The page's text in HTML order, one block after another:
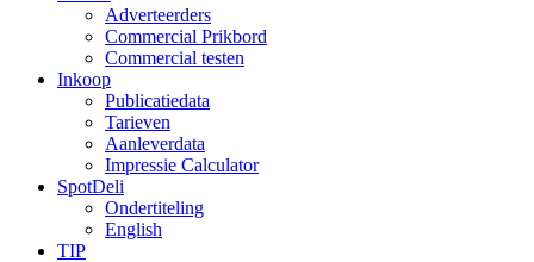
Adverteerders
Commercial Prikbord
Commercial testen
Inkoop
Publicatiedata
Tarieven
Aanleverdata
Impressie Calculator
SpotDeli
Ondertiteling
English
TIP